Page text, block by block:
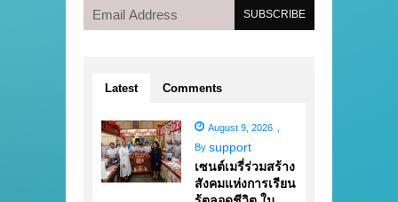
Latest Comments
August 9, 2026
By support
เซนต์เมรี่ร่วมสร้าง
สังคมแห่งการเรียน